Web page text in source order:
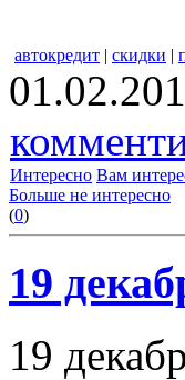
автокредит | скидки |
Интересно Вам
Больше не интересно
(0)
19
19